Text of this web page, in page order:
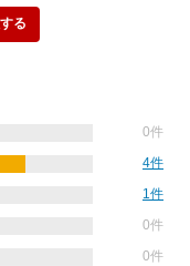
る
0件
4件
1件
0件
0件